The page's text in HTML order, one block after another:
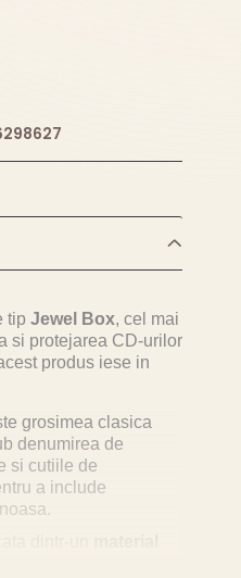
tip Jewel Box, cel mai
si protejarea CD-urilor
produs iese in
grosimea clasica
denumirea de
si cutiile de
a include